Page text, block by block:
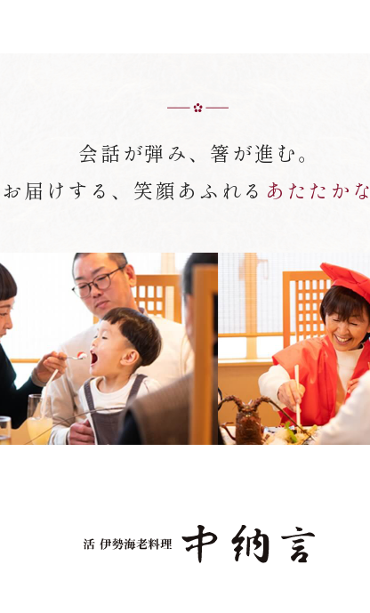
会話が弾み、箸が進む。
届けする、笑顔あふれる あたたかな